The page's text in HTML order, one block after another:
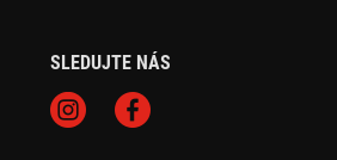
SLEDUJTE NÁS